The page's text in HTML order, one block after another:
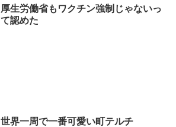
厚生労働省もワクチン強制じゃないっ
て認めた
世界一周で一番可愛い町テルチ